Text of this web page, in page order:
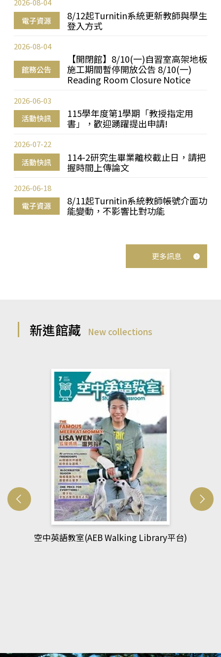
電子資源
8/12起Turnitin系統更新教師與學生
登入方式
2026-08-04
館務公告
【開閉館】8/10(一)自習室高架地板
施工期間暫停開放公告 8/10(一)
Reading Room Closure Notice
2026-08-04
活動快訊
115學年度第1學期「教授指定用
書」，歡迎踴躍提出申請!
2026-06-03
活動快訊
114-2研究生畢業離校截止日，請把
握時間上傳論文
2026-07-22
電子資源
8/11起Turnitin系統教師帳號介面功
能變動，不影響比對功能
2026-06-18
更多訊息
新進館藏 New collections
網管人(kono平台)